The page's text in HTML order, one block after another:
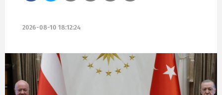
2026-08-10 18:12:24